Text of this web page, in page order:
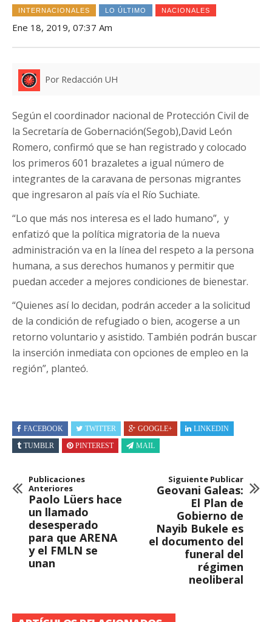
INTERNACIONALES LO ÚLTIMO NACIONALES
Ene 18, 2019, 07:37 Am
Por Redacción UH
Según el coordinador nacional de Protección Civil de
la Secretaría de Gobernación(Segob),David León
Romero, confirmó que se han registrado y colocado
los primeros 601 brazaletes a igual número de
integrantes de la caravana de personas migrantes
que ingresaron al país vía el Río Suchiate.
“Lo que más nos interesa es el lado humano”, y
enfatizó que la política migratoria de la nueva
administración va en la línea del respeto a la persona
humana, a sus derechos humanos y permitir que
puedan acceder a mejores condiciones de bienestar.
“Quienes así lo decidan, podrán acceder a la solicitud
de la condición de refugiado o bien, acogerse a un
retorno voluntario y asistido. También podrán buscar
la inserción inmediata con opciones de empleo en la
región”, planteó.
FACEBOOK TWITTER GOOGLE+
LINKEDIN
TUMBLR
PINTEREST MAIL
Publicaciones
Anteriores
Paolo Lüers hace
un llamado
desesperado
para que ARENA
y el FMLN se
unan
Siguiente Publicar
Geovani Galeas:
El Plan de
Gobierno de
Nayib Bukele es
el documento del
funeral del
régimen
neoliberal